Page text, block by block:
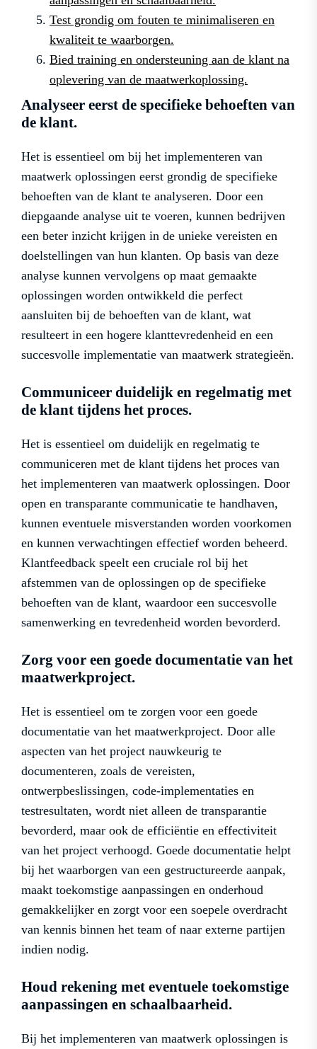
Test grondig om fouten te minimaliseren en
kwaliteit te waarborgen.
Bied training en ondersteuning aan de klant na
oplevering van de maatwerkoplossing.
Analyseer eerst de specifieke behoeften van
de klant.
Het is essentieel om bij het implementeren van
maatwerk oplossingen eerst grondig de specifieke
behoeften van de klant te analyseren. Door een
diepgaande analyse uit te voeren, kunnen bedrijven
een beter inzicht krijgen in de unieke vereisten en
doelstellingen van hun klanten. Op basis van deze
analyse kunnen vervolgens op maat gemaakte
oplossingen worden ontwikkeld die perfect
aansluiten bij de behoeften van de klant, wat
resulteert in een hogere klanttevredenheid en een
succesvolle implementatie van maatwerk strategieën.
Communiceer duidelijk en regelmatig met
de klant tijdens het proces.
Het is essentieel om duidelijk en regelmatig te
communiceren met de klant tijdens het proces van
het implementeren van maatwerk oplossingen. Door
open en transparante communicatie te handhaven,
kunnen eventuele misverstanden worden voorkomen
en kunnen verwachtingen effectief worden beheerd.
Klantfeedback speelt een cruciale rol bij het
afstemmen van de oplossingen op de specifieke
behoeften van de klant, waardoor een succesvolle
samenwerking en tevredenheid worden bevorderd.
Zorg voor een goede documentatie van het
maatwerkproject.
Het is essentieel om te zorgen voor een goede
documentatie van het maatwerkproject. Door alle
aspecten van het project nauwkeurig te
documenteren, zoals de vereisten,
ontwerpbeslissingen, code-implementaties en
testresultaten, wordt niet alleen de transparantie
bevorderd, maar ook de efficiëntie en effectiviteit
van het project verhoogd. Goede documentatie helpt
bij het waarborgen van een gestructureerde aanpak,
maakt toekomstige aanpassingen en onderhoud
gemakkelijker en zorgt voor een soepele overdracht
van kennis binnen het team of naar externe partijen
indien nodig.
Houd rekening met eventuele toekomstige
aanpassingen en schaalbaarheid.
Bij het implementeren van maatwerk oplossingen is